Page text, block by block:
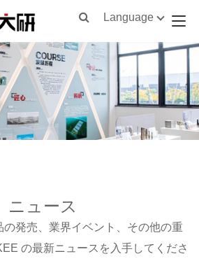
Language
ニュース
発売、業界イベント、その他の重
の最新ニュースを入手してくださ